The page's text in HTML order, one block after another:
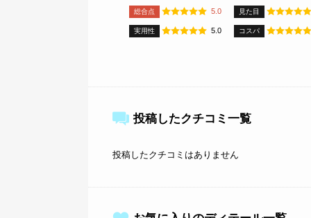
総合点 5.0 見た目
実用性 5.0 コスパ
投稿したクチコミ一覧
投稿したクチコミはありません